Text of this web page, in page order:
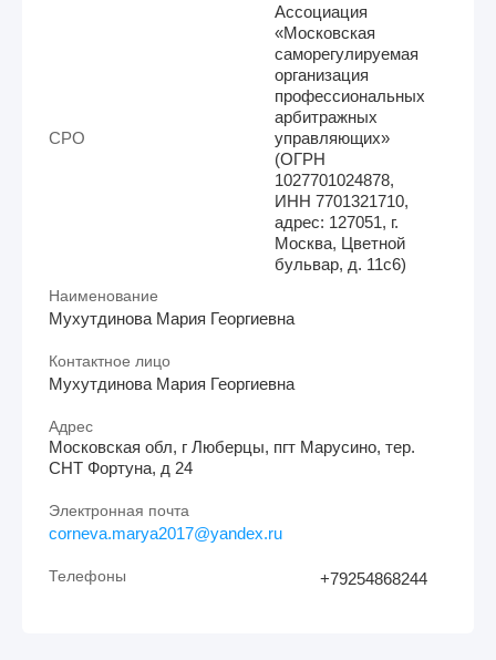
СРО
Ассоциация
«Московская
саморегулируемая
организация
профессиональных
арбитражных
управляющих»
(ОГРН
1027701024878,
ИНН 7701321710,
адрес: 127051, г.
Москва, Цветной
бульвар, д. 11с6)
Наименование
Мухутдинова Мария Георгиевна
Контактное лицо
Мухутдинова Мария Георгиевна
Адрес
Московская обл, г Люберцы, пгт Марусино, тер.
СНТ Фортуна, д 24
Электронная почта
corneva.marya2017@yandex.ru
Телефоны +79254868244